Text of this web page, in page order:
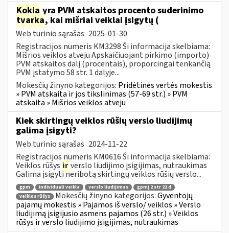
Kokia yra PVM atskaitos procento suderinimo
tvarka, kai mišriai veiklai įsigytų (
Web turinio sąrašas 2025-01-30
Registracijos numeris KM3298 Ši informacija skelbiama:
Mišrios veiklos atveju Apskaičiuojant pirkimo (importo)
PVM atskaitos dalį (procentais), proporcingai tenkančią
PVM įstatymo 58 str. 1 dalyje...
Mokesčių žinyno kategorijos: Pridėtinės vertės mokestis
» PVM atskaita ir jos tikslinimas (57-69 str.) » PVM
atskaita » Mišrios veiklos atveju
Kiek skirtingų veiklos rūšių verslo liudijimų
galima įsigyti?
Web turinio sąrašas 2024-11-22
Registracijos numeris KM0616 Ši informacija skelbiama:
Veiklos rūšys irverslo liudijimo įsigijimas, nutraukimas
Galima įsigyti neribotą skirtingų veiklos rūšių verslo...
gpm individuali veikla verslo liudijimas
gpmį 2 str 22 d
veiklos rūšys
Mokesčių žinyno kategorijos:Gyventojų
pajamų mokestis » Pajamos iš verslo/ veiklos » Verslo
liudijimą įsigijusio asmens pajamos (26 str.) » Veiklos
rūšys ir verslo liudijimo įsigijimas, nutraukimas